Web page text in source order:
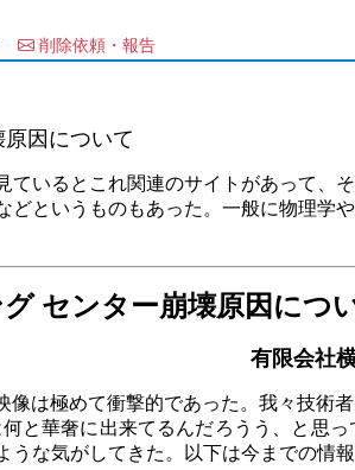
削除依頼・報告